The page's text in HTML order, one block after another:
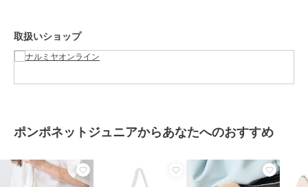
お手入れ
取扱いショップ
ポンポネットジュニアからあなたへのおすすめ